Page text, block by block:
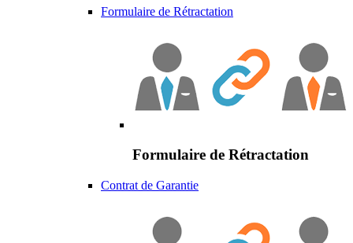
Formulaire de Rétractation
Formulaire de Rétractation
Contrat de Garantie